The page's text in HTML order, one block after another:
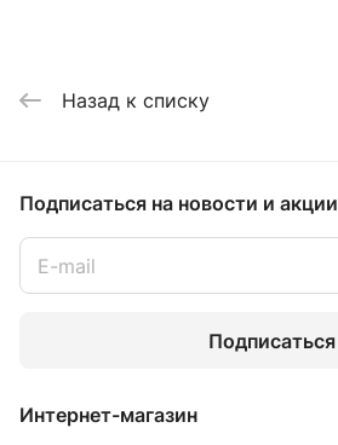
Назад к списку
Подписаться на новости и акции
Подписаться
Интернет-магазин